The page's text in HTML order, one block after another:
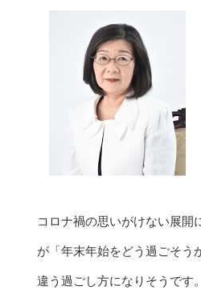
コロナ禍の思いがけない展開
が「年末年始をどう過ごそう
違う過ごし方になりそうです